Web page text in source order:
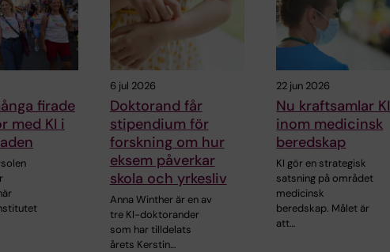
firade
med KI i
6 jul 2026
Doktorand får
stipendium för
forskning om hur
eksem påverkar
skola och yrkesliv
Anna Winther är en av
tre KI-doktorander
som har tilldelats
årets Kerstin…
22 jun 2026
Nu kraftsamlar KI
inom medicinsk
beredskap
KI gör en strategisk
satsning på området
medicinsk
beredskap. Målet är
att…